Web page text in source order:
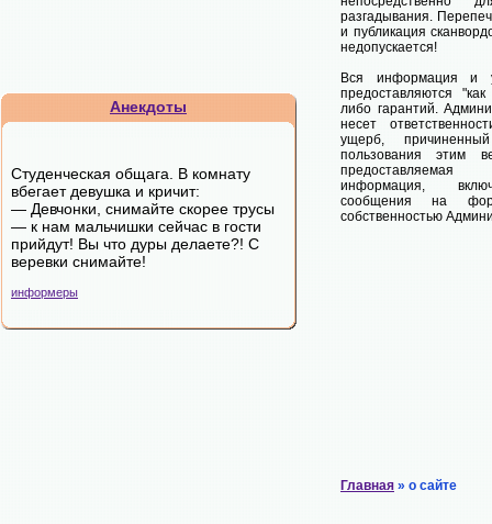
Анекдоты
Студенческая общага. В комнату
вбегает девушка и кричит:
— Девчонки, снимайте скорее трусы
— к нам мальчишки сейчас в гости
прийдут! Вы что дуры делаете?! С
веревки снимайте!
информеры
разгадывания.
и публикация
недопускается!
Вся информация и
предоставляются
либо гарантий.
несет
ущерб,
пользования этим
предоставляемая
информация,
сообщения на
собственностью
Главная » о сайте